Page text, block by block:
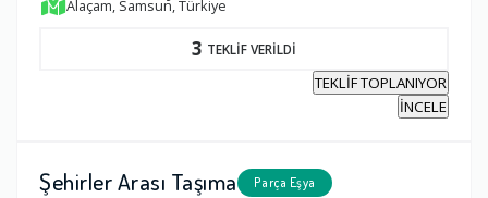
Alaçam, Samsun, Türkiye
3 TEKLİF VERİLDİ
TEKLİF TOPLANIYOR
İNCELE
Şehirler Arası Taşıma Parça Eşya